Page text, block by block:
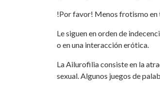
!Por favor! Menos frotismo
Le siguen en orden de
o en una interacción erótica.
La Ailurofilia consiste en la
sexual. Algunos juegos de